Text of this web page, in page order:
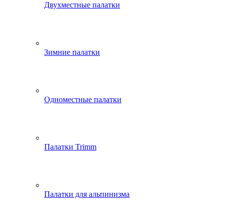
Двухместные палатки
Зимние палатки
Одноместные палатки
Палатки Trimm
Палатки для альпинизма